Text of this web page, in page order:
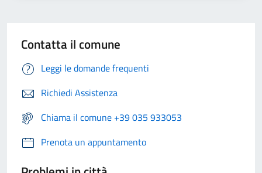
Contatta il comune
Leggi le domande frequenti
Richiedi Assistenza
Chiama il comune +39 035 933053
Prenota un appuntamento